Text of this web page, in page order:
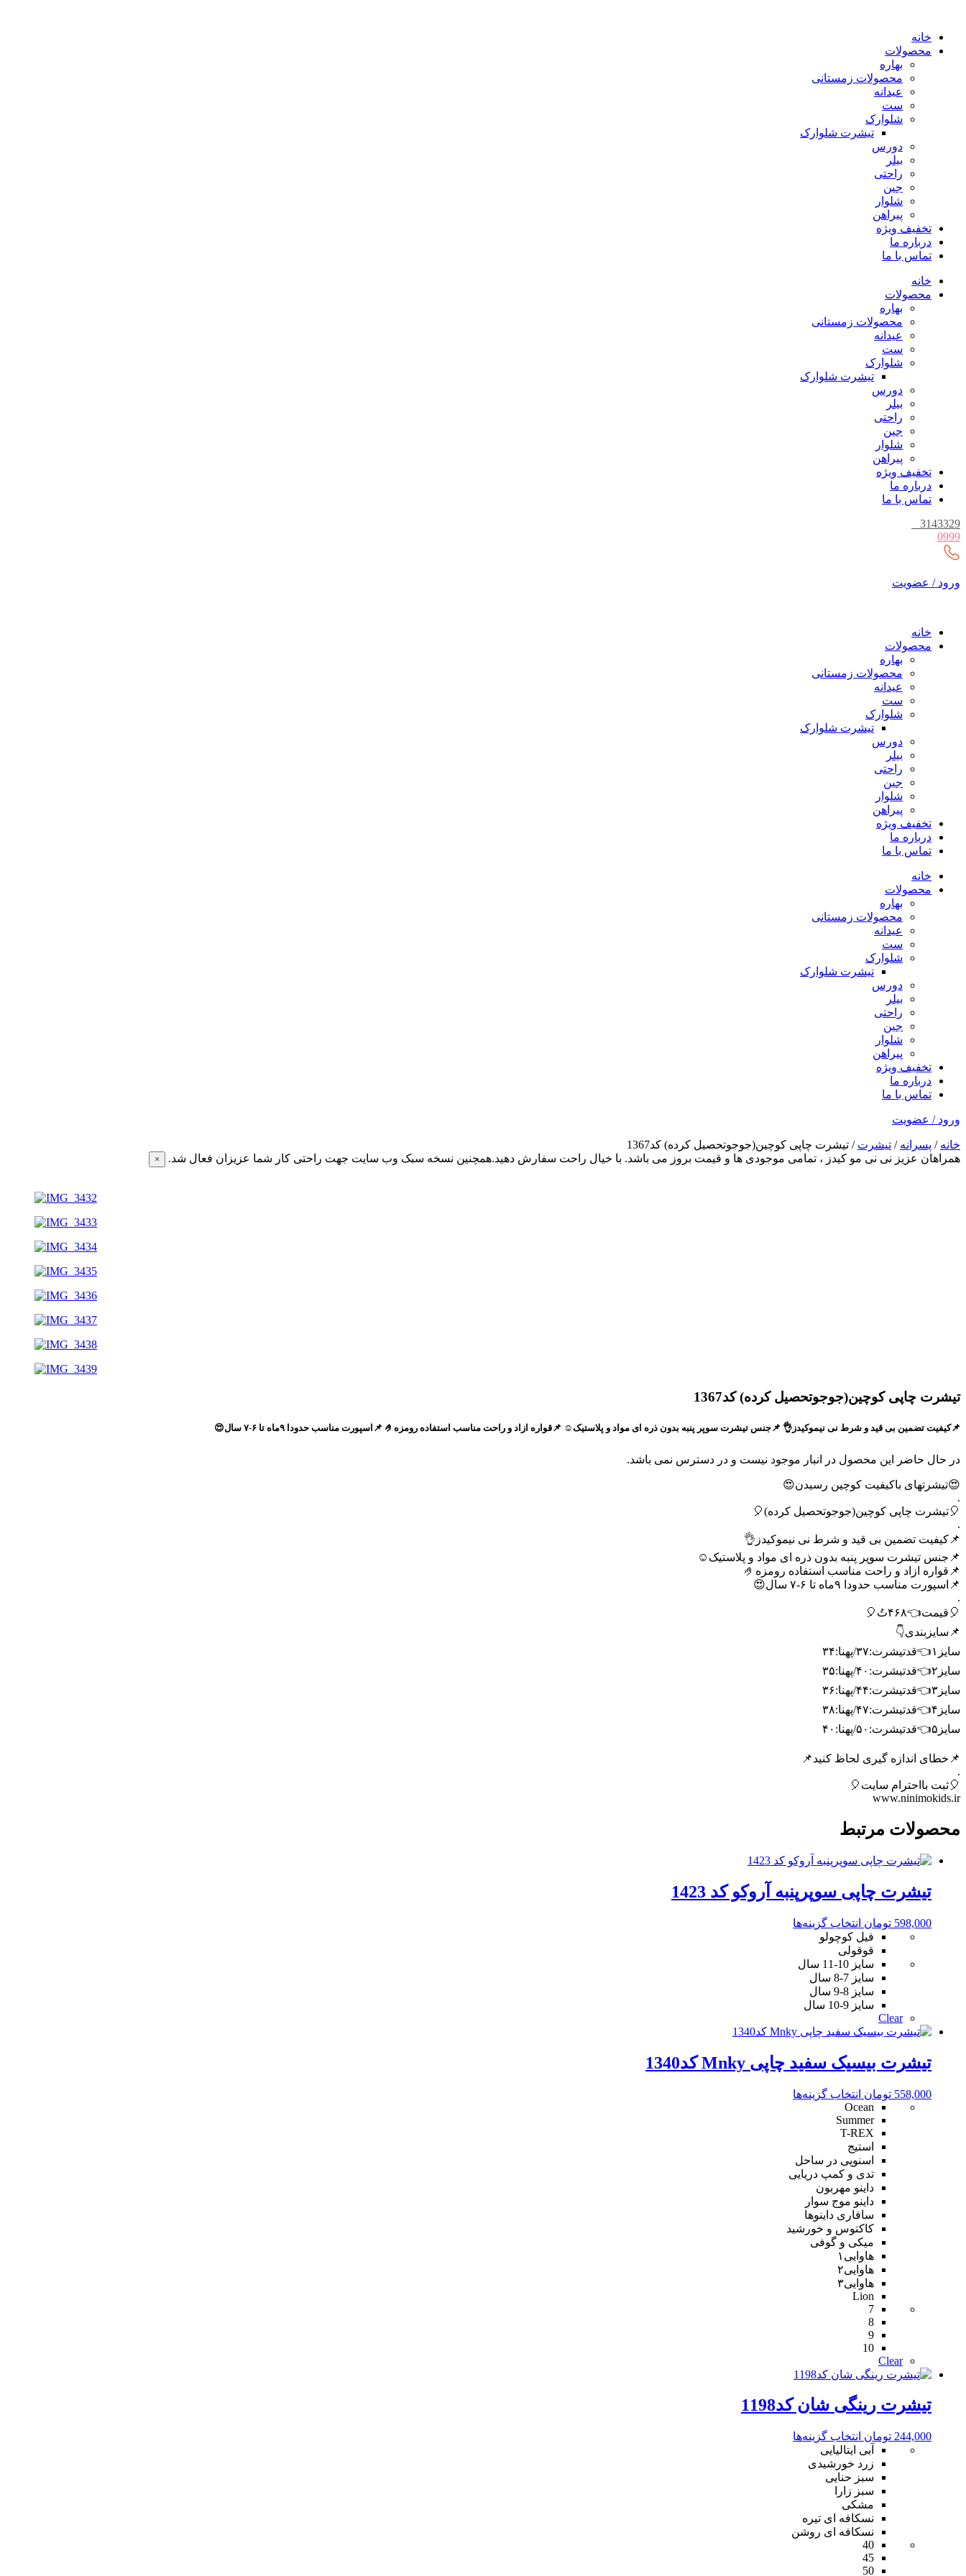
محتوا
خانه
محصولات
بهاره
محصولات زمستانی
عیدانه
ست
شلوارک
تیشرت شلوارک
دورس
بیلر
راحتی
جین
شلوار
پیراهن
تخفیف ویژه
درباره ما
تماس با ما
خانه
محصولات
بهاره
محصولات زمستانی
عیدانه
ست
شلوارک
تیشرت شلوارک
دورس
بیلر
راحتی
جین
شلوار
پیراهن
تخفیف ویژه
درباره ما
تماس با ما
3143329
0999
ورود / عضویت
خانه
محصولات
بهاره
محصولات زمستانی
عیدانه
ست
شلوارک
تیشرت شلوارک
دورس
بیلر
راحتی
جین
شلوار
پیراهن
تخفیف ویژه
درباره ما
تماس با ما
خانه
محصولات
بهاره
محصولات زمستانی
عیدانه
ست
شلوارک
تیشرت شلوارک
دورس
بیلر
راحتی
جین
شلوار
پیراهن
تخفیف ویژه
درباره ما
تماس با ما
ورود / عضویت
خانه / پسرانه / تیشرت / تیشرت چاپی کوچین(جوجوتحصیل کرده) کد1367
همراهان عزیز نی نی مو کیدز ، تمامی موجودی ها و قیمت بروز می باشد. با خیال راحت سفارش دهید.همچنین نسخه سبک وب سایت جهت راحتی کار شما عزیزان فعال شد. ×
تیشرت چاپی کوچین(جوجوتحصیل کرده) کد1367
📌کیفیت تضمین بی قید و شرط نی نیموکیدز👌 📌جنس تیشرت سوپر پنبه بدون ذره ای مواد و پلاستیک☺️ 📌قواره ازاد و راحت مناسب استفاده رومزه🤌 📌اسپورت مناسب حدودا ۹ماه تا ۶-۷ سال😍
در حال حاضر این محصول در انبار موجود نیست و در دسترس نمی باشد.
😍تیشرتهای باکیفیت کوچین رسیدن😍
.
🎈تیشرت چاپی کوچین(جوجوتحصیل کرده)🎈
.
📌کیفیت تضمین بی قید و شرط نی نیموکیدز👌
📌جنس تیشرت سوپر پنبه بدون ذره ای مواد و پلاستیک☺️
📌قواره ازاد و راحت مناسب استفاده رومزه🤌
📌اسپورت مناسب حدودا ۹ماه تا ۶-۷ سال😍
.
🎈قیمت👈۴۶۸تُ🎈
📌سایزبندی👇
سایز۱👈قدتیشرت:۳۷/پهنا:۳۴
سایز۲👈قدتیشرت:۴۰/پهنا:۳۵
سایز۳👈قدتیشرت:۴۴/پهنا:۳۶
سایز۴👈قدتیشرت:۴۷/پهنا:۳۸
سایز۵👈قدتیشرت:۵۰/پهنا:۴۰
📌خطای اندازه گیری لحاظ کنید📌
.
🎈ثبت بااحترام سایت🎈
www.ninimokids.ir
محصولات مرتبط
تیشرت چاپی سوپرپنبه آروکو کد 1423
598,000 تومان انتخاب گزینه‌ها
ها
است
در
محصول
فیل کوچولو
قوقولی
سایز 10-11 سال
سایز 7-8 سال
سایز 8-9 سال
سایز 9-10 سال
Clear
تیشرت بیسیک سفید چاپی Mnky کد1340
558,000 تومان انتخاب گزینه‌ها
باشد.
است
Ocean
Summer
T-REX
استیج
اسنوپی در ساحل
تدی و کمپ دریایی
داینو مهربون
داینو موج سوار
سافاری داینوها
کاکتوس و خورشید
میکی و گوفی
هاوایی۱
هاوایی۲
هاوایی۳
Lion
7
8
9
10
Clear
تیشرت رینگی شان کد1198
244,000 تومان انتخاب گزینه‌ها
گزینه
آبی ایتالیایی
زرد خورشیدی
سبز حنایی
سبز زارا
مشکی
نسکافه ای تیره
نسکافه ای روشن
40
45
50